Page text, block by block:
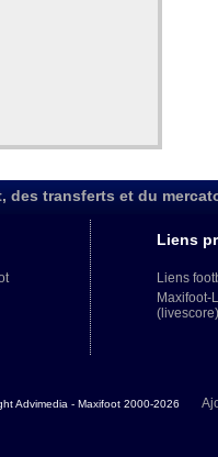
transferts et du
Liens
Liens
Maxifoot-
(livescore)
Advimedia - Maxifoot 2000-2026